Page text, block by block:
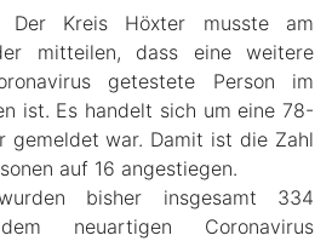
Der Kreis Höxter musste am
mitteilen, dass eine weitere
getestete Person im
ist. Es handelt sich um eine 78-
gemeldet war. Damit ist die Zahl
auf 16 angestiegen.
bisher insgesamt 334
neuartigen Coronavirus